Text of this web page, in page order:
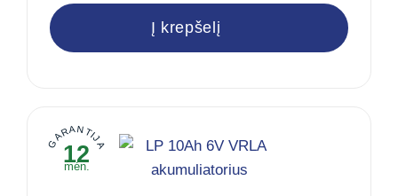
Į krepšelį
GARANTIJA
12
mėn.